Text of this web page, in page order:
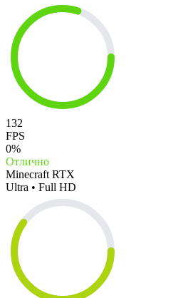
132
FPS
0%
Отлично
Minecraft RTX
Ultra • Full HD